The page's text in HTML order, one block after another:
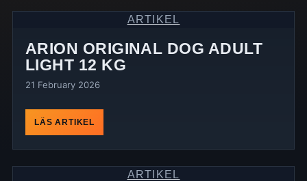
ARTIKEL
ARION ORIGINAL DOG ADULT
LIGHT 12 KG
21 February 2026
LÄS ARTIKEL
ARTIKEL